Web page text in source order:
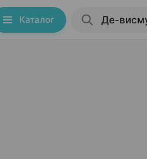
Каталог